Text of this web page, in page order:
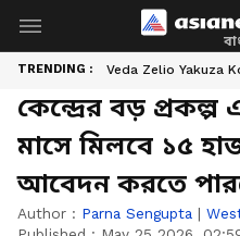
TRENDING : Veda Zelio Yakuza
কেন্দ্রের বড় প্রকল্প
মাসে মিলবে ১৫
আবেদন করতে
Author : Parna Sengupta |